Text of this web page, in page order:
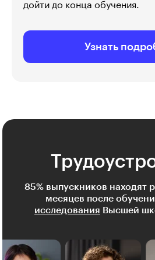
дойти до конца обучения.
Узнать
85% выпускников находят
месяцев после
исследования Высшей